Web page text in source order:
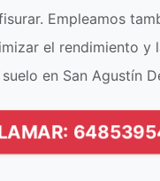
Empleamos
el rendimiento y
en San Agustín